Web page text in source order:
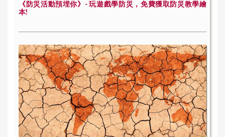
《防災活動預埋你》- 玩遊戲學防災，免費獲取防災教學繪
本!